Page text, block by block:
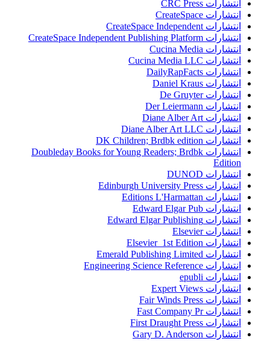
انتشارات CRC Press
انتشارات CreateSpace
انتشارات CreateSpace Independent
انتشارات CreateSpace Independent Publishing Platform
انتشارات Cucina Media
انتشارات Cucina Media LLC
انتشارات DailyRapFacts
انتشارات Daniel Kraus
انتشارات De Gruyter
انتشارات Der Leiermann
انتشارات Diane Alber Art
انتشارات Diane Alber Art LLC
انتشارات DK Children; Brdbk edition
انتشارات Doubleday Books for Young Readers; Brdbk
Edition
انتشارات DUNOD
انتشارات Edinburgh University Press
انتشارات Editions L'Harmattan
انتشارات Edward Elgar Pub
انتشارات Edward Elgar Publishing
انتشارات Elsevier
انتشارات Elsevier 1st Edition
انتشارات Emerald Publishing Limited
انتشارات Engineering Science Reference
انتشارات epubli
انتشارات Expert Views
انتشارات Fair Winds Press
انتشارات Fast Company Pr
انتشارات First Draught Press
انتشارات Gary D. Anderson